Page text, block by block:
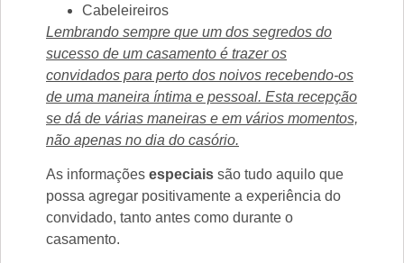
Cabeleireiros
Lembrando sempre que um dos segredos do
sucesso de um casamento é trazer os
convidados para perto dos noivos recebendo-os
de uma maneira íntima e pessoal. Esta recepção
se dá de várias maneiras e em vários momentos,
não apenas no dia do casório.
As informações especiais são tudo aquilo que
possa agregar positivamente a experiência do
convidado, tanto antes como durante o
casamento.